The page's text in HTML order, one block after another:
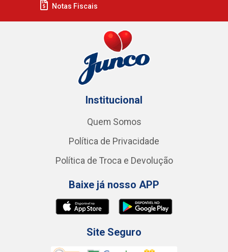
Notas Fiscais
Institucional
Quem Somos
Política de Privacidade
Política de Troca e Devolução
Baixe já nosso APP
Site Seguro